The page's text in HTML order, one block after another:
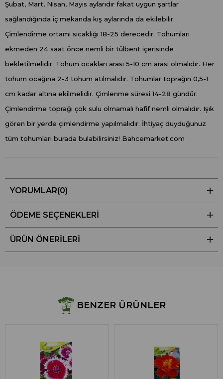
Şubat, Mart, Nisan, Mayıs aylarıdır fakat uygun şartlar
sağlandığında iç mekanda kış aylarında da ekilebilir.
Çimlendirme ortamı sıcaklığı 18-25 derecedir. Tohumları
ekmeden 24 saat önce nemli bir tülbent içerisinde
bekletilmelidir. Tohum ocakları arası 5-10 cm arası olmalıdır. Her
tohum ocağına 2-3 tohum atılmalıdır. Tohumlar toprağın 0,5-1
cm kadar altına ekilmelidir. Çimlenme süresi 14-28 gündür.
Çimlendirme toprağı çok sulu olmamalı hafif nemli olmalıdır. Işık
gören bir yerde çimlendirme yapılmalıdır. İhtiyaç duyduğunuz
tüm tohumları burada bulabilirsiniz! Bahcemarket.com
YORUMLAR(0)
ÖDEME SEÇENEKLERI
ÜRÜN ÖNERILERI
BENZER ÜRÜNLER